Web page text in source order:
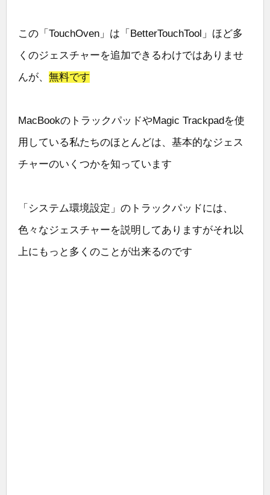
この「TouchOven」は「BetterTouchTool」ほど多
くのジェスチャーを追加できるわけではありませ
んが、 無料です
MacBookのトラックパッドやMagic Trackpadを使
用している私たちのほとんどは、基本的なジェス
チャーのいくつかを知っています
「システム環境設定」のトラックパッドには、
色々なジェスチャーを説明してありますがそれ以
上にもっと多くのことが出来るのです